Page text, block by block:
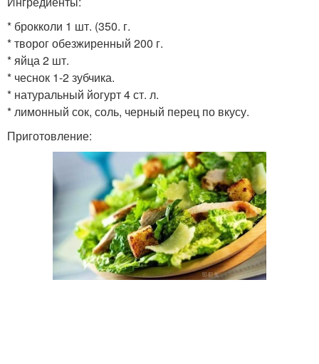
* брокколи 1 шт. (350. г.
* творог обезжиренный 200 г.
* яйца 2 шт.
* чеснок 1-2 зубчика.
* натуральный йогурт 4 ст. л.
* лимонный сок, соль, черный перец по вкусу.
Приготовление: